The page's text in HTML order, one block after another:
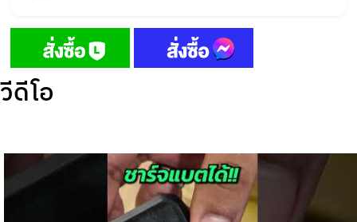
วีดีโอ